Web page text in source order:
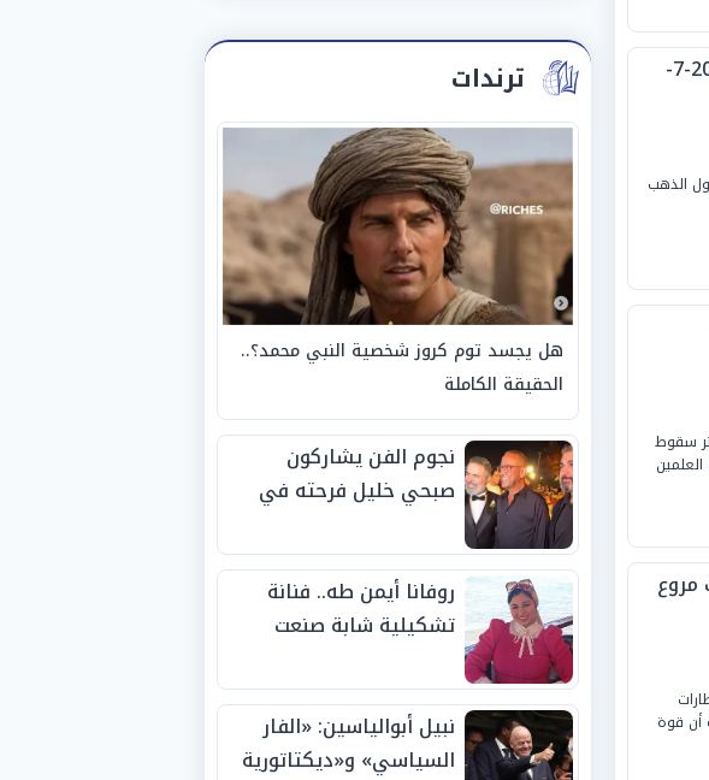
أسعار الذهب بالأسواق المحلية اليوم الإثنين 20-7-
الذهب
سقوط
أن قوة
ترندات
هل يجسد توم كروز شخصية النبي محمد؟..
الحقيقة الكاملة
نجوم الفن يشاركون
صبحي خليل فرحته في
روفانا أيمن طه.. فنانة
تشكيلية شابة صنعت
الجوائز منذ الصغر
نبيل أبوالياسين: «الفار
السياسي» و«ديكتاتورية